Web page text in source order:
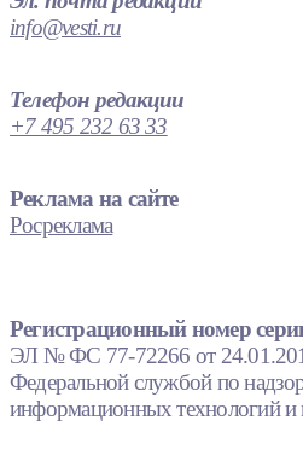
info@vesti.ru
Телефон редакции
+7 495 232 63 33
Реклама на сайте
Росреклама
Регистрационный номер
ЭЛ № ФС 77-72266 от
Федеральной службой по
информационных технологий